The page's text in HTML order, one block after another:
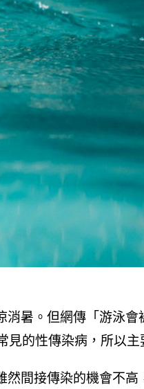
暑。但網傳「游泳
的性傳染病，所以
間接傳染的機會不